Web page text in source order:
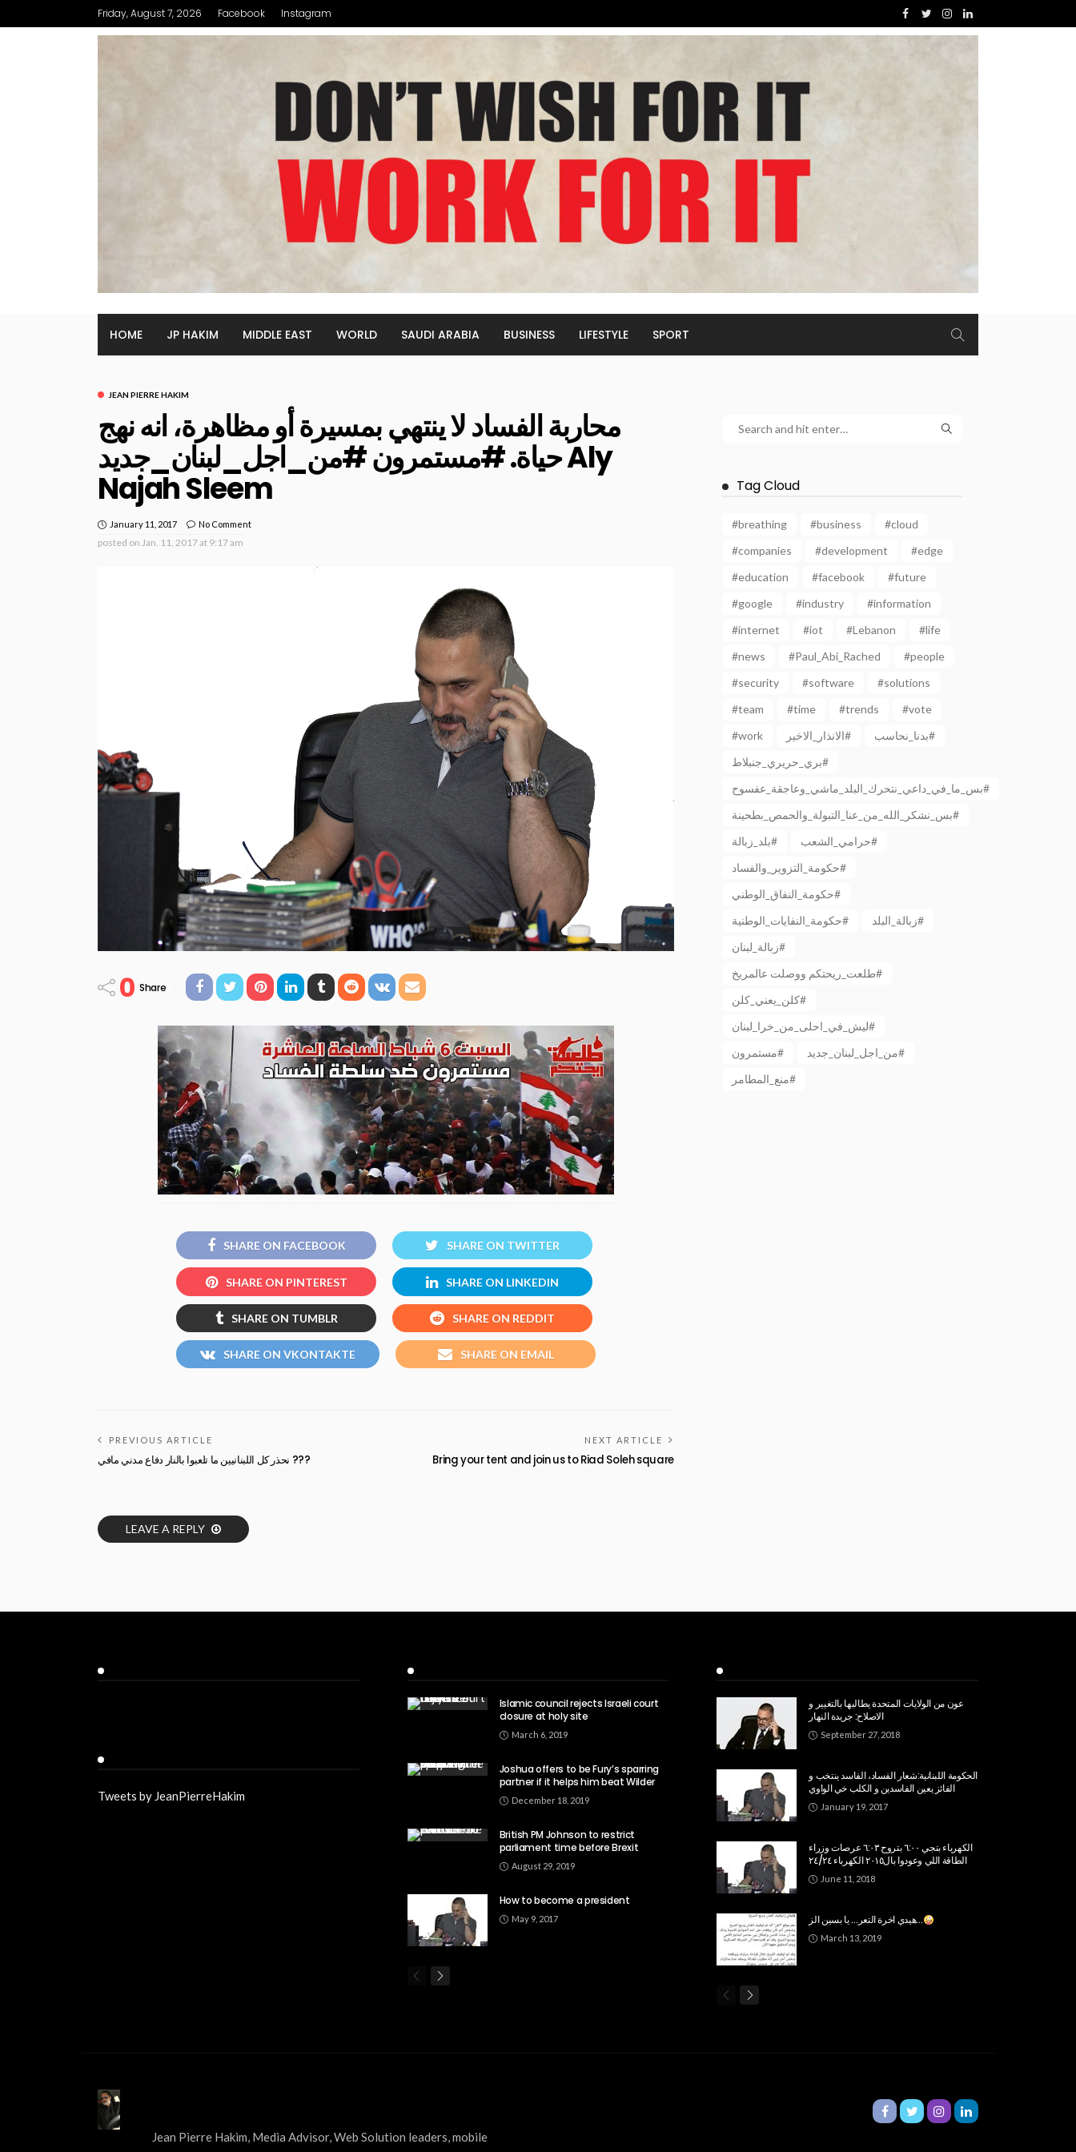
Friday, August 7, 2026 Facebook Instagram
HOME JP HAKIM MIDDLE EAST WORLD SAUDI ARABIA BUSINESS LIFESTYLE SPORT
JEAN PIERRE HAKIM
محاربة الفساد لا ينتهي بمسيرة أو مظاهرة، انه نهج
حياة. #مستمرون #من_اجل_لبنان_جديد Aly
Najah Sleem
January 11, 2017 No Comment
posted on Jan. 11, 2017 at 9:17 am
0 Share
SHARE ON FACEBOOK SHARE ON TWITTER
SHARE ON PINTEREST SHARE ON LINKEDIN
SHARE ON TUMBLR SHARE ON REDDIT
SHARE ON VKONTAKTE SHARE ON EMAIL
PREVIOUS ARTICLE
نحذر كل اللبنانيين ما تلعبوا بالنار دفاع مدني مافي ???
NEXT ARTICLE
Bring your tent and join us to Riad Soleh square
LEAVE A REPLY
Tag Cloud
#breathing #business
#cloud
#companies
#development
#edge
#education
#facebook
#future
#google
#industry
#information
#internet
#iot #Lebanon
#life
#news
#Paul_Abi_Rached
#people
#security
#software
#solutions
#team
#time #trends
#vote
#work
الانذار_الاخير#
بدنا_نحاسب#
بري_حريري_جنبلاط#
بس_ما_في_داعي_نتحرك_البلد_ماشي_وعاجقة_عفسوح#
بس_نشكر_الله_من_عنا_التبولة_والحمص_بطحينة#
بلد_زبالة#
حرامي_الشعب#
حكومة_التزوير_والفساد#
حكومة_النفاق_الوطني#
حكومة_النفايات_الوطنية#
زبالة_البلد#
زبالة_لبنان#
طلعت_ريحتكم ووصلت عالمريخ#
كلن_يعني_كلن#
ليش_في_احلى_من_خرا_لبنان#
مستمرون#
من_اجل_لبنان_جديد#
منع_المطامر#
Tweets by JeanPierreHakim
Islamic council rejects Israeli court
closure at holy site
March 6, 2019
Joshua offers to be Fury’s sparring
partner if it helps him beat Wilder
December 18, 2019
British PM Johnson to restrict
parliament time before Brexit
August 29, 2019
How to become a president
May 9, 2017
عون من الولايات المتحدة يطالبها بالتغيير و
الاصلاح: جريدة النهار
September 27, 2018
الحكومة اللبنانية:شعار الفساد، الفاسد ينتخب و
الفائز يعين الفاسدين و الكلب خي الواوي
January 19, 2017
الكهرباء بتجي ٦:٠٠ بتروح ٦:٠٣ عرصات وزراء
الطاقة اللي وعودوا بال٢٠١٥ الكهرباء ٢٤/٢٤
June 11, 2018
هيدي اخرة التعر… يا بسين الز…
March 13, 2019
Jean Pierre Hakim, Media Advisor, Web Solution leaders, mobile